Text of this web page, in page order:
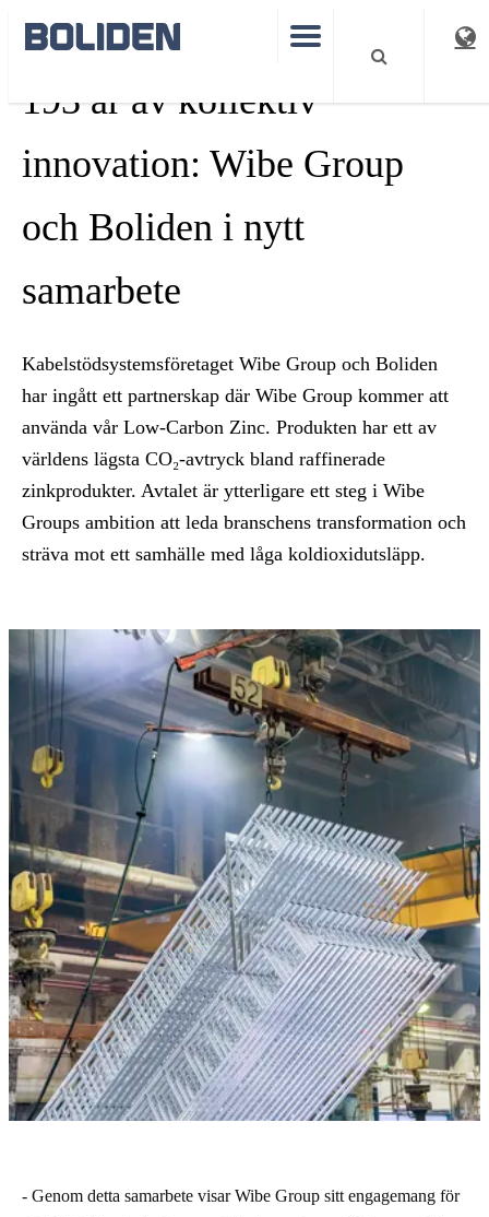
193 år av kollektiv
innovation: Wibe Group
och Boliden i nytt
samarbete
Kabelstödsystemsföretaget Wibe Group och Boliden
har ingått ett partnerskap där Wibe Group kommer att
använda vår Low-Carbon Zinc. Produkten har ett av
världens lägsta CO₂-avtryck bland raffinerade
zinkprodukter. Avtalet är ytterligare ett steg i Wibe
Groups ambition att leda branschens transformation och
sträva mot ett samhälle med låga koldioxidutsläpp.
- Genom detta samarbete visar Wibe Group sitt engagemang för